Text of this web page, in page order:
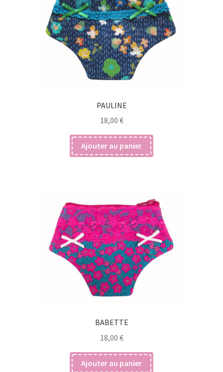
PAULINE
18,00 €
Ajouter au panier
BABETTE
18,00 €
Ajouter au panier